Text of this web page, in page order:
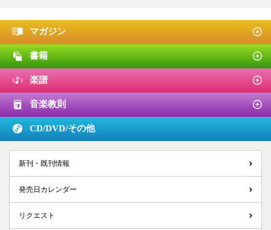
マガジン
書籍
楽譜
音楽教則
CD/DVD/その他
新刊・既刊情報
発売日カレンダー
リクエスト